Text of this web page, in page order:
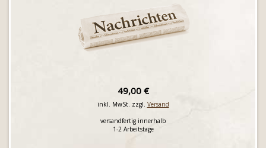
49,00 €
inkl. MwSt. zzgl. Versand
versandfertig innerhalb
1-2 Arbeitstage